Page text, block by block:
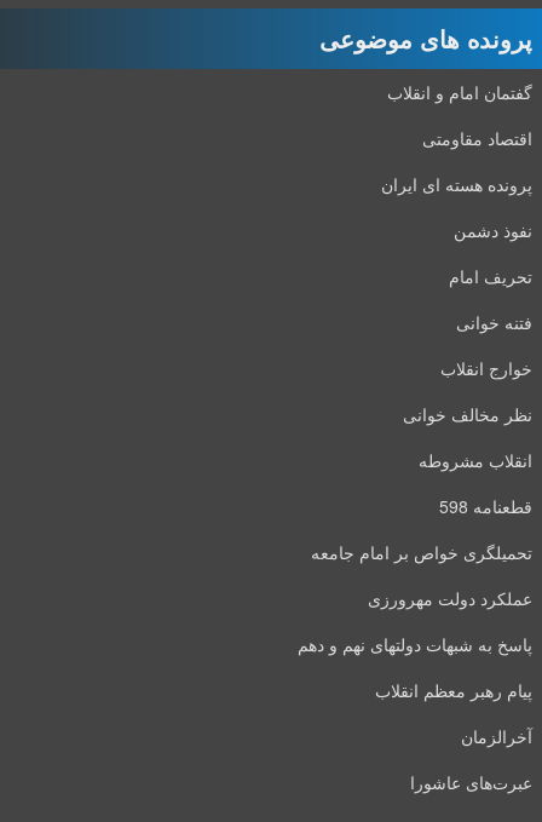
پرونده های موضوعی
گفتمان امام و انقلاب
اقتصاد مقاومتی
پرونده هسته ای ایران
نفوذ دشمن
تحریف امام
فتنه خوانی
خوارج انقلاب
نظر مخالف خوانی
انقلاب مشروطه
قطعنامه 598
تحمیلگری خواص بر امام جامعه
عملکرد دولت مهرورزی
پاسخ به شبهات دولتهای نهم و دهم
پیام رهبر معظم انقلاب
آخرالزمان
عبرت‌های عاشورا